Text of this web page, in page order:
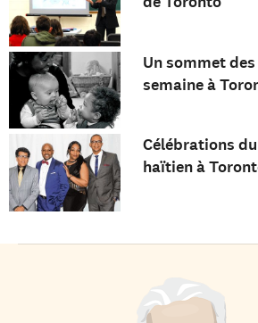
Un sommet
semaine à
Célébrations
haïtien à